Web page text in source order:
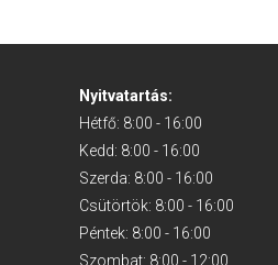
Nyitvatartás:
Hétfő: 8:00 - 16:00
Kedd: 8:00 - 16:00
Szerda: 8:00 - 16:00
Csütörtök: 8:00 - 16:00
Péntek: 8:00 - 16:00
Szombat: 8:00 - 12:00